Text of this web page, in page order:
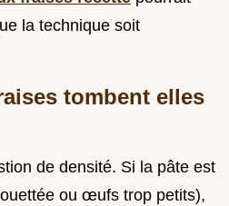
la technique soit
tombent elles
de densité. Si la pâte est
ou œufs trop petits),